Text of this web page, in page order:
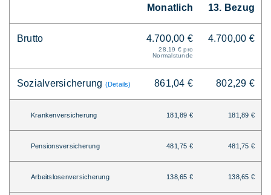
Monatlich 13. Bezug
Brutto 4.700,00 €
28,19 € pro
Normalstunde
4.700,00 €
Sozialversicherung (Details) 861,04 € 802,29 €
Krankenversicherung 181,89 € 181,89 €
Pensionsversicherung 481,75 € 481,75 €
Arbeitslosenversicherung 138,65 € 138,65 €